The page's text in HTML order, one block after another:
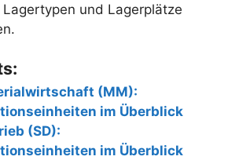
und Lagerplätze
(MM):
im Überblick
(SD):
im Überblick